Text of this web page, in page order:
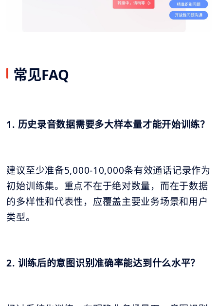
常见FAQ
1. 历史录音数据需要多大样本量才能开始训练？
建议至少准备5,000-10,000条有效通话记录作为
初始训练集。重点不在于绝对数量，而在于数据
的多样性和代表性，应覆盖主要业务场景和用户
类型。
2. 训练后的意图识别准确率能达到什么水平？